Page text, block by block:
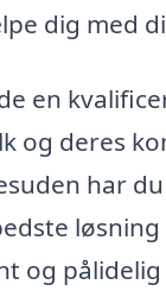
dig med
en
og deres
har
og